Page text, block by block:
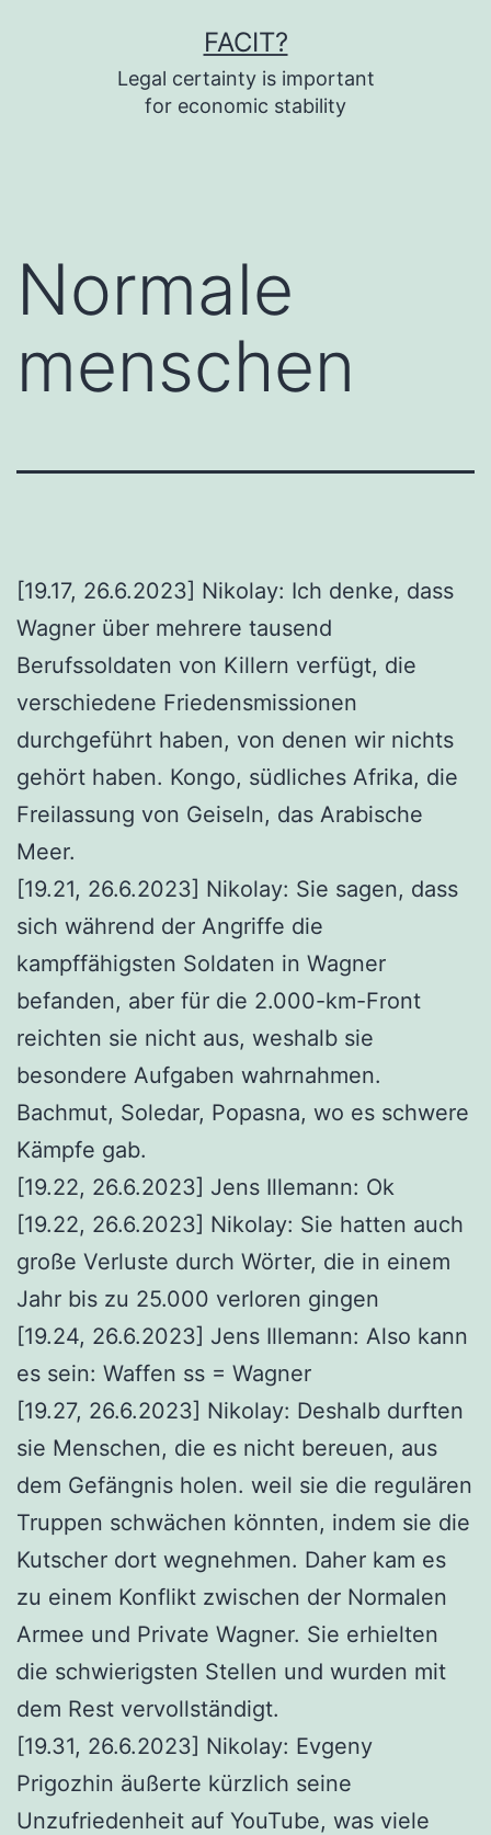
FACIT?
Legal certainty is important
for economic stability
Normale
menschen
[19.17, 26.6.2023] Nikolay: Ich denke, dass
Wagner über mehrere tausend
Berufssoldaten von Killern verfügt, die
verschiedene Friedensmissionen
durchgeführt haben, von denen wir nichts
gehört haben. Kongo, südliches Afrika, die
Freilassung von Geiseln, das Arabische
Meer.
[19.21, 26.6.2023] Nikolay: Sie sagen, dass
sich während der Angriffe die
kampffähigsten Soldaten in Wagner
befanden, aber für die 2.000-km-Front
reichten sie nicht aus, weshalb sie
besondere Aufgaben wahrnahmen.
Bachmut, Soledar, Popasna, wo es schwere
Kämpfe gab.
[19.22, 26.6.2023] Jens Illemann: Ok
[19.22, 26.6.2023] Nikolay: Sie hatten auch
große Verluste durch Wörter, die in einem
Jahr bis zu 25.000 verloren gingen
[19.24, 26.6.2023] Jens Illemann: Also kann
es sein: Waffen ss = Wagner
[19.27, 26.6.2023] Nikolay: Deshalb durften
sie Menschen, die es nicht bereuen, aus
dem Gefängnis holen. weil sie die regulären
Truppen schwächen könnten, indem sie die
Kutscher dort wegnehmen. Daher kam es
zu einem Konflikt zwischen der Normalen
Armee und Private Wagner. Sie erhielten
die schwierigsten Stellen und wurden mit
dem Rest vervollständigt.
[19.31, 26.6.2023] Nikolay: Evgeny
Prigozhin äußerte kürzlich seine
Unzufriedenheit auf YouTube, was viele